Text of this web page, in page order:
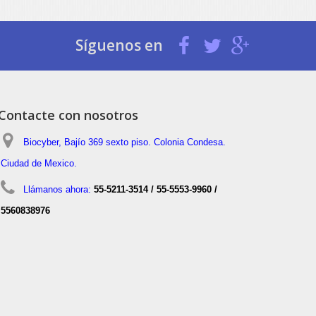
Síguenos en
con nosotros
Biocyber, Bajío 369 sexto piso. Colonia Condesa.
Ciudad de Mexico.
Llámanos ahora: 55-5211-3514 / 55-5553-9960 /
5560838976